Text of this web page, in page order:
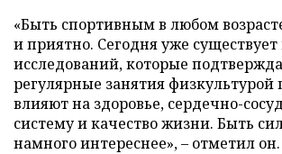
«Быть спортивным в любом
и приятно. Сегодня уже
исследований, которые
регулярные занятия физкультурой
влияют на здоровье, сердечно-
систему и качество жизни. Быть
намного интереснее», – отметил он.